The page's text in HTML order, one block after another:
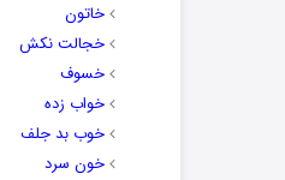
خاتون
خجالت نکش
خسوف
خواب زده
خوب بد جلف
خون سرد